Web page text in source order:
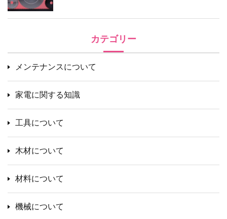
カテゴリー
メンテナンスについて
家電に関する知識
工具について
木材について
材料について
機械について